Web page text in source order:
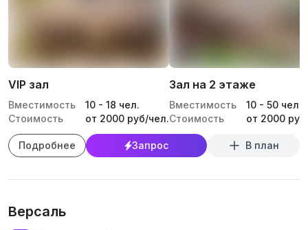
VIP зал
Вместимость 10 - 18 чел.
Стоимость
от 2000 руб/чел.
Зал на 2 этаже
Вместимость 10 - 50 чел.
Стоимость
от 2000
Подробнее Запрос В план
Версаль